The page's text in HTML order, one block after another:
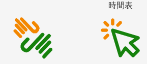
時間表